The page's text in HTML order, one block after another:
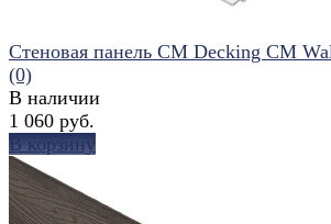
Стеновая панель CM Decking CM
(0)
В наличии
1 060 руб.
В корзину